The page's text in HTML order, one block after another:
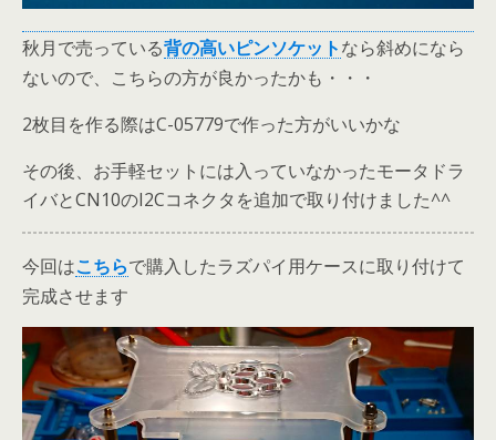
秋月で売っている背の高いピンソケット なら斜めになら
ないので、こちらの方が良かったかも・・・
2枚目を作る際はC-05779で作った方がいいかな
その後、お手軽セットには入っていなかったモータドラ
イバとCN10のI2Cコネクタを追加で取り付けました^^
今回はこちらで購入したラズパイ用ケースに取り付けて
完成させます